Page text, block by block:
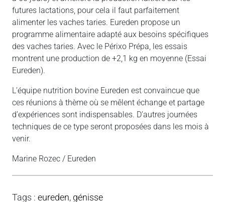
futures lactations, pour cela il faut parfaitement
alimenter les vaches taries. Eureden propose un
programme alimentaire adapté aux besoins spécifiques
des vaches taries. Avec le Périxo Prépa, les essais
montrent une production de +2,1 kg en moyenne (Essai
Eureden).
L’équipe nutrition bovine Eureden est convaincue que
ces réunions à thème où se mêlent échange et partage
d’expériences sont indispensables. D’autres journées
techniques de ce type seront proposées dans les mois à
venir.
Marine Rozec / Eureden
Tags : eureden, génisse